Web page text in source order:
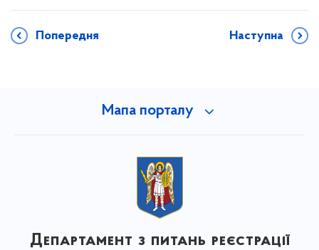
Попередня Наступна
Мапа порталу
Департамент з питань реєстрації